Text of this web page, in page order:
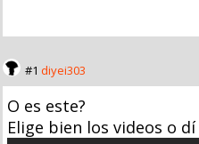
#1 diyei303
O es este?
Elige bien los videos o